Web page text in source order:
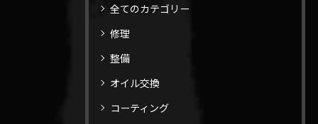
全てのカテゴリー
修理
整備
オイル交換
コーティング